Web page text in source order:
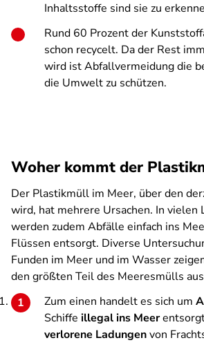
Inhaltsstoffe sind sie zu
Rund 60 Prozent der
schon recycelt. Da der Rest
wird ist Abfallvermeidung die
die Umwelt zu schützen.
Woher kommt der
Der Plastikmüll im Meer, über den
wird, hat mehrere Ursachen. In vielen
werden zudem Abfälle einfach ins
Flüssen entsorgt. Diverse
Funden im Meer und im Wasser
den größten Teil des Meeresmülls
Zum einen handelt es sich um
Schiffe illegal ins Meer
verlorene Ladungenvon